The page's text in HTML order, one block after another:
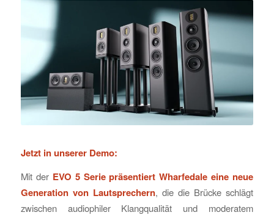
Jetzt in unserer Demo:
Mit derEVO 5 Serie präsentiert Wharfedale eine neue
Generation von Lautsprechern, die die Brücke schlägt
zwischen audiophiler Klangqualität und moderatem